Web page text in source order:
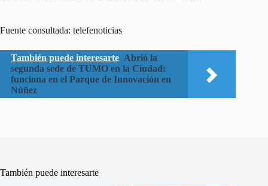
Fuente consultada: telefenoticias
También puede interesarte Abrió la
segunda sede de TUMO en la Ciudad:
funciona en el Parque de Innovación en
Núñez
También puede interesarte